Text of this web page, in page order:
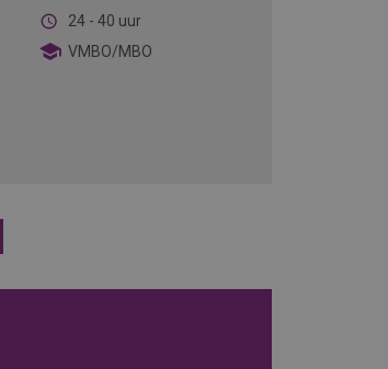
24 - 40 uur
VMBO/MBO